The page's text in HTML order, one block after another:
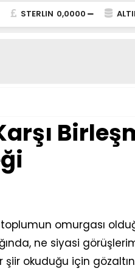
STERLIN 0,0000
omurgası
ne siyasi
okuduğu için